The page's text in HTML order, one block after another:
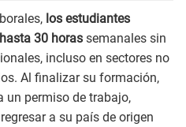
los estudiantes
30 horas semanales sin
incluso en sectores no
Al finalizar su formación,
un permiso de trabajo,
a su país de origen